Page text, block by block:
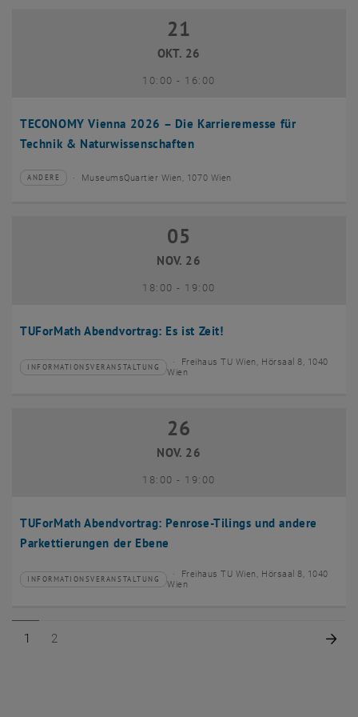
TECONOMY Vienna 2026 – Die Karrieremesse für
Technik & Naturwissenschaften
21 Oktober 2026
21
OKT. 26
10:00- bis
16:00
Veranstaltungstyp:
ANDERE
Veranstaltungsort:MuseumsQuartier Wien, 1070 Wien
TUForMath Abendvortrag: Es ist Zeit!
05 November 2026
05
NOV. 26
18:00- bis
19:00
Veranstaltungstyp:
INFORMATIONSVERANSTALTUNG
Veranstaltungsort:
Freihaus TU Wien, Hörsaal 8, 1040
Wien
TUForMath Abendvortrag: Penrose-Tilings und andere
Parkettierungen der Ebene
26 November 2026
26
NOV. 26
18:00- bis
19:00
Veranstaltungstyp:
INFORMATIONSVERANSTALTUNG
Veranstaltungsort:
Freihaus TU Wien, Hörsaal 8, 1040
Wien
Seite 1 von 2
1 Seite 2 von 2
2